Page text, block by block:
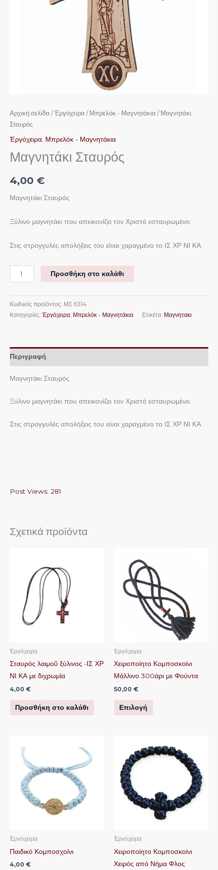
Αρχική σελίδα / Ἐργόχειρα / Μπρελόκ - Μαγνητάκια / Μαγνητάκι
Σταυρός
Ἐργόχειρα Μπρελόκ - Μαγνητάκια
Μαγνητάκι Σταυρός
4,00 €
Μαγνητάκι Σταυρός
Ξύλινο μαγνητάκι που απεικονίζει τον Χριστό εσταυρωμένο.
Στις στρογγυλές απολήξεις του είναι χαραγμένο το ΙΣ ΧΡ ΝΙ ΚΑ .
Προσθήκη στο καλάθι
Κωδικός προϊόντος: ΜΣ 6314
Κατηγορίες: Ἐργόχειρα, Μπρελόκ - Μαγνητάκια Ετικέτα: Μαγνητακι
Περιγραφή
Μαγνητάκι Σταυρός
Ξύλινο μαγνητάκι που απεικονίζει τον Χριστό εσταυρωμένο.
Στις στρογγυλές απολήξεις του είναι χαραγμένο το ΙΣ ΧΡ ΝΙ ΚΑ .
Post Views: 281
Σχετικά προϊόντα
Ἐργόχειρα
Σταυρός λαιμοῦ ξύλινος -ΙΣ ΧΡ
ΝΙ ΚΑ με διχρωμία
4,00 €
Προσθήκη στο καλάθι
Ἐργόχειρα
Χειροποίητο Κομποσκοίνι
Μάλλινο 300άρι με Φούντα
50,00 €
Επιλογή
προϊόν
έχει
πολλαπλές
παραλλαγές.
Οι
επιλογές
να
επιλεγούν
σελίδα
Ἐργόχειρα
Παιδικό Κομποσχοίνι
4,00 €
προϊόν
πολλαπλές
παραλλαγές.
Οι
να
Ἐργόχειρα
Χειροποίητο Κομποσκοίνι
Χειρός από Νήμα Φλος
το
πολλαπλές
παραλλαγές.
Οι
να
επιλεγούν